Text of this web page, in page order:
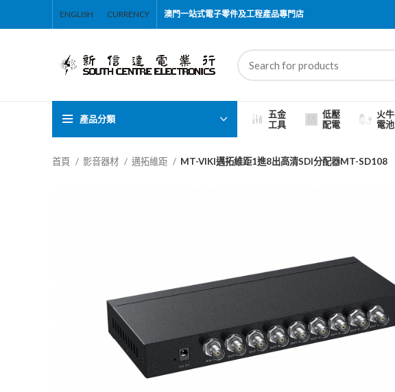
ENGLISH CURRENCY 澳門一站式電子零件及工程產品專門店
產品分類
五金
工具
低壓
配電
火牛
電池
首頁 影音器材 邁拓維距 MT-VIKI邁拓維距1進8出高清SDI分配器MT-SD108